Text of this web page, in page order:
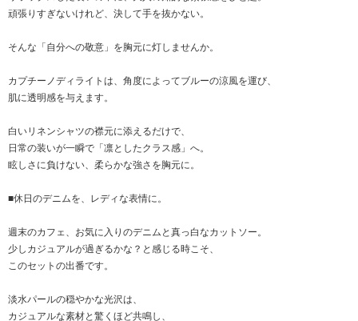
頑張りすぎないけれど、決して手を抜かない。
そんな「自分への敬意」を胸元に灯しませんか。
カプチーノディライトは、角度によってブルーの涼風を運び、
肌に透明感を与えます。
白いリネンシャツの襟元に添えるだけで、
日常の装いが一瞬で「凛としたクラス感」へ。
眩しさに負けない、柔らかな強さを胸元に。
■休日のデニムを、レディな表情に。
週末のカフェ、お気に入りのデニムと真っ白なカットソー。
少しカジュアルが過ぎるかな？と感じる時こそ、
このセットの出番です。
淡水パールの穏やかな光沢は、
カジュアルな素材と驚くほど共鳴し、